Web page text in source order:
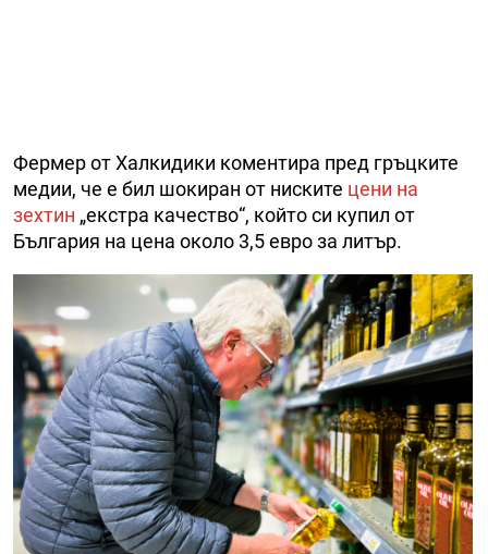
Фермер от Халкидики коментира пред гръцките
медии, че е бил шокиран от ниските цени на
зехтин „екстра качество“, който си купил от
България на цена около 3,5 евро за литър.